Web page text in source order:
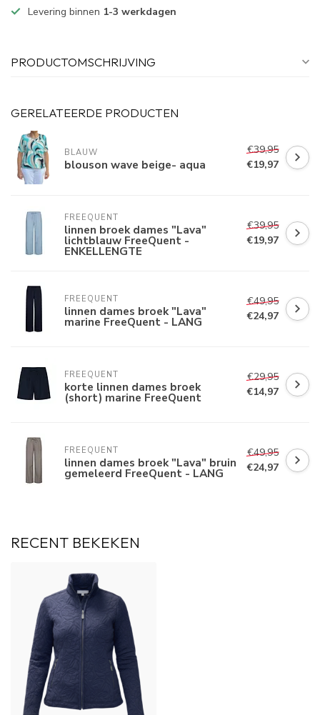
Levering binnen 1-3 werkdagen
PRODUCTOMSCHRIJVING
GERELATEERDE PRODUCTEN
BLAUW
blouson wave beige- aqua
€39,95
€19,97
FREEQUENT
linnen broek dames "Lava"
lichtblauw FreeQuent -
ENKELLENGTE
€39,95
€19,97
FREEQUENT
linnen dames broek "Lava"
marine FreeQuent - LANG
€49,95
€24,97
FREEQUENT
korte linnen dames broek
(short) marine FreeQuent
€29,95
€14,97
FREEQUENT
linnen dames broek "Lava" bruin
gemeleerd FreeQuent - LANG
€49,95
€24,97
RECENT BEKEKEN